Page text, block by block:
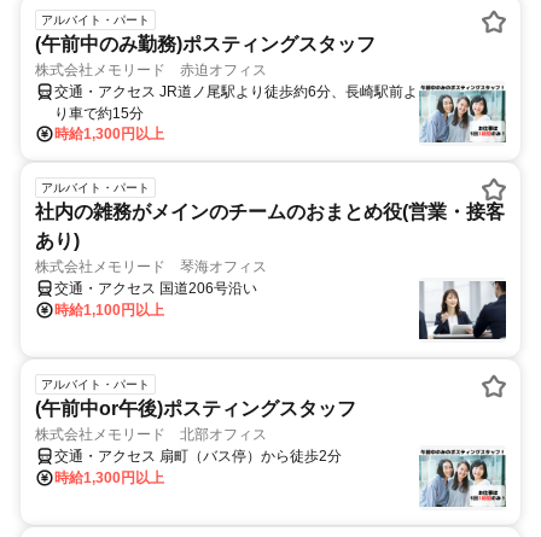
アルバイト・パート
(午前中のみ勤務)ポスティングスタッフ
株式会社メモリード 赤迫オフィス
時給1,300円以上
交通・アクセス JR道ノ尾駅より徒歩約6分、長崎駅前よ
り車で約15分
アルバイト・パート
社内の雑務がメインのチームのおまとめ役(営業・接客
あり)
株式会社メモリード 琴海オフィス
時給1,100円以上
交通・アクセス 国道206号沿い
アルバイト・パート
(午前中or午後)ポスティングスタッフ
株式会社メモリード 北部オフィス
時給1,300円以上
交通・アクセス 扇町（バス停）から徒歩2分